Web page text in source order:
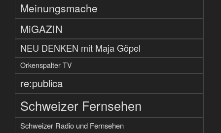
Meinungsmache
MiGAZIN
NEU DENKEN mit Maja Göpel
Orkenspalter TV
re:publica
Schweizer Fernsehen
Schweizer Radio und Fernsehen